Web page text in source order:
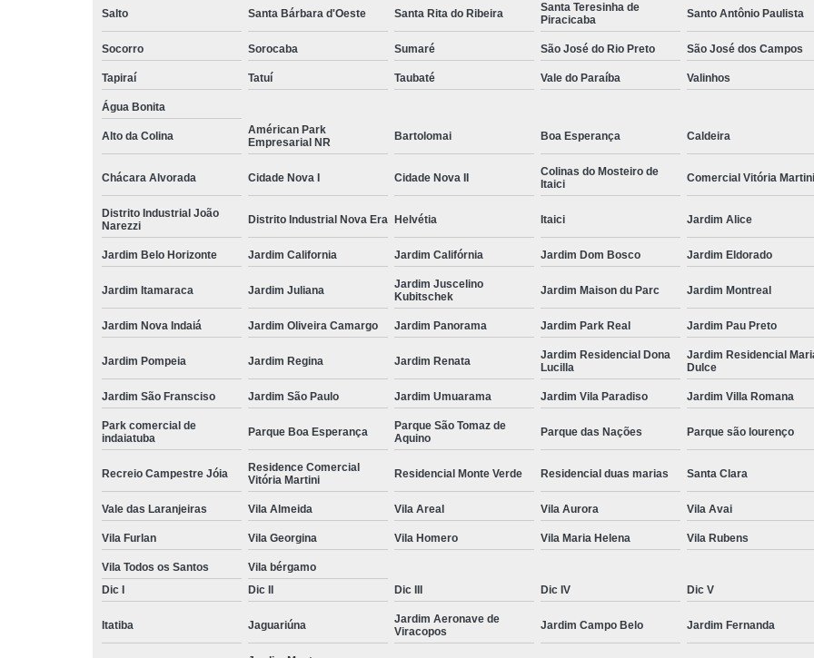
Salto Santa Bárbara d'Oeste Santa Rita do Ribeira
Santa Teresinha de
Piracicaba
Santo Antônio Paulista
Socorro Sorocaba Sumaré São José do Rio Preto São José dos Campos
Tapiraí Tatuí Taubaté Vale do Paraíba Valinhos
Água Bonita
Alto da Colina
Américan Park
Empresarial NR
Bartolomai Boa Esperança Caldeira
Chácara Alvorada Cidade Nova I Cidade Nova II
Colinas do Mosteiro de
Itaici
Comercial Vitória Martini
Distrito Industrial João
Narezzi
Distrito Industrial Nova Era Helvétia Itaici Jardim Alice
Jardim Belo Horizonte Jardim California Jardim Califórnia Jardim Dom Bosco Jardim Eldorado
Jardim Itamaraca Jardim Juliana
Jardim Juscelino
Kubitschek
Jardim Maison du Parc Jardim Montreal
Jardim Nova Indaiá Jardim Oliveira Camargo Jardim Panorama Jardim Park Real Jardim Pau Preto
Jardim Pompeia Jardim Regina Jardim Renata
Jardim Residencial Dona
Lucilla
Jardim Residencial
Dulce
Jardim São Fransciso Jardim São Paulo Jardim Umuarama Jardim Vila Paradiso Jardim Villa Romana
Park comercial de
indaiatuba
Parque Boa Esperança
Parque São Tomaz de
Aquino
Parque das Nações Parque são lourenço
Recreio Campestre Jóia
Residence Comercial
Vitória Martini
Residencial Monte Verde Residencial duas marias Santa Clara
Vale das Laranjeiras Vila Almeida Vila Areal Vila Aurora Vila Avai
Vila Furlan Vila Georgina Vila Homero Vila Maria Helena Vila Rubens
Vila Todos os Santos
Vila bérgamo
Dic I
Dic II Dic III Dic IV Dic V
Itatiba Jaguariúna
Jardim Aeronave de
Viracopos
Jardim Campo Belo Jardim Fernanda